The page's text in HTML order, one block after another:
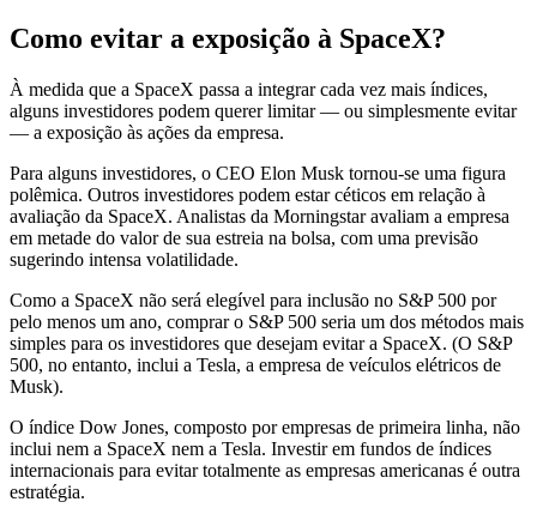
Como evitar a exposição à SpaceX?
À medida que a SpaceX passa a integrar cada vez mais índices,
alguns investidores podem querer limitar — ou simplesmente evitar
— a exposição às ações da empresa.
Para alguns investidores, o CEO Elon Musk tornou-se uma figura
polêmica. Outros investidores podem estar céticos em relação à
avaliação da SpaceX. Analistas da Morningstar avaliam a empresa
em metade do valor de sua estreia na bolsa, com uma previsão
sugerindo intensa volatilidade.
Como a SpaceX não será elegível para inclusão no S&P 500 por
pelo menos um ano, comprar o S&P 500 seria um dos métodos mais
simples para os investidores que desejam evitar a SpaceX. (O S&P
500, no entanto, inclui a Tesla, a empresa de veículos elétricos de
Musk).
O índice Dow Jones, composto por empresas de primeira linha, não
inclui nem a SpaceX nem a Tesla. Investir em fundos de índices
internacionais para evitar totalmente as empresas americanas é outra
estratégia.